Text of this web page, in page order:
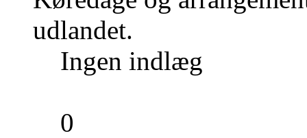
udlandet.
Ingen indlæg
0